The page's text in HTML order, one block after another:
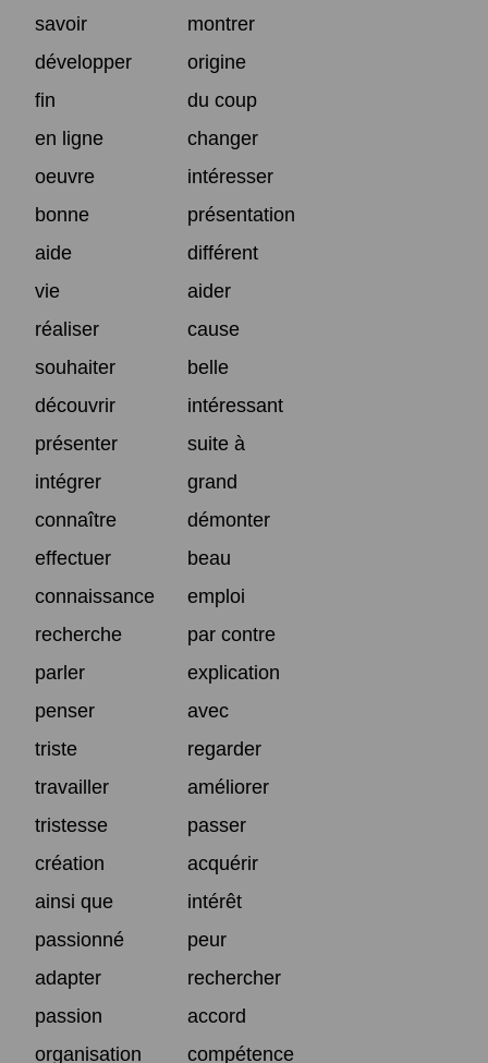
savoir
montrer
développer
origine
fin
du coup
en ligne
changer
oeuvre
intéresser
bonne
présentation
aide
différent
vie
aider
réaliser
cause
souhaiter
belle
découvrir
intéressant
présenter
suite à
intégrer
grand
connaître
démonter
effectuer
beau
connaissance
emploi
recherche
par contre
parler
explication
penser
avec
triste
regarder
travailler
améliorer
tristesse
passer
création
acquérir
ainsi que
intérêt
passionné
peur
adapter
rechercher
passion
accord
organisation
compétence